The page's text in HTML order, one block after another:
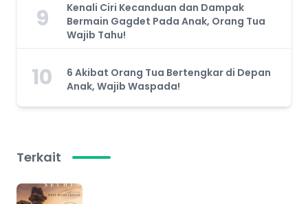
9
Kenali Ciri Kecanduan dan Dampak
Bermain Gagdet Pada Anak, Orang Tua
Wajib Tahu!
10
6 Akibat Orang Tua Bertengkar di Depan
Anak, Wajib Waspada!
Terkait